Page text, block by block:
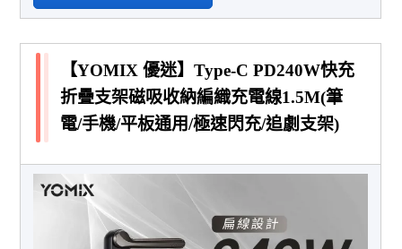
【YOMIX 優迷】Type-C PD240W快充
折疊支架磁吸收納編織充電線1.5M(筆
電/手機/平板通用/極速閃充/追劇支架)